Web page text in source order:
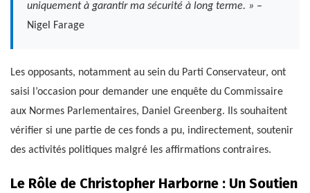
uniquement à garantir ma sécurité à long terme. » –
Nigel Farage
Les opposants, notamment au sein du Parti Conservateur, ont
saisi l’occasion pour demander une enquête du Commissaire
aux Normes Parlementaires, Daniel Greenberg. Ils souhaitent
vérifier si une partie de ces fonds a pu, indirectement, soutenir
des activités politiques malgré les affirmations contraires.
Le Rôle de Christopher Harborne : Un Soutien